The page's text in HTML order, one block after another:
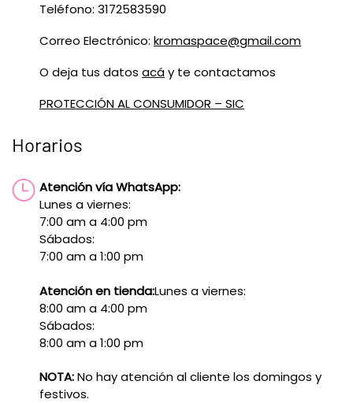
Teléfono: 3172583590
Correo Electrónico: kromaspace@gmail.com
O deja tus datos acáy te contactamos
PROTECCIÓN AL CONSUMIDOR – SIC
Horarios
Atención vía WhatsApp:
Lunes a viernes:
7:00 am a 4:00 pm
Sábados:
7:00 am a 1:00 pm
Atención en tienda:Lunes a viernes:
8:00 am a 4:00 pm
Sábados:
8:00 am a 1:00 pm
NOTA:No hay atención al cliente los domingos y
festivos.